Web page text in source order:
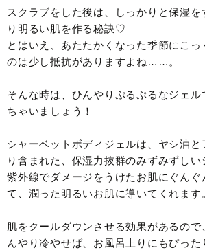
スクラブをした後は、しっかりと保湿を
り明るい肌を作る秘訣♡
とはいえ、あたたかくなった季節にこっ
のは少し抵抗がありますよね……。
そんな時は、ひんやりぷるぷるなジェル
ちゃいましょう！
シャーベットボディジェルは、ヤシ油
り含まれた、保湿力抜群のみずみずしい
紫外線でダメージをうけたお肌にぐんぐ
て、潤った明るいお肌に導いてくれます
肌をクールダウンさせる効果があるので
んやり冷やせば、お風呂上りにもぴった